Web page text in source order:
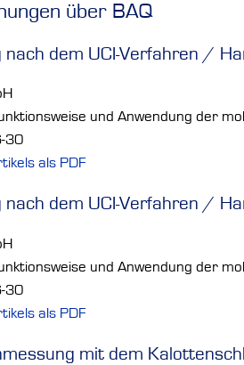
über BAQ
dem UCI-Verfahren /
und Anwendung der
30
als PDF
dem UCI-Verfahren /
und Anwendung der
30
als PDF
mit dem